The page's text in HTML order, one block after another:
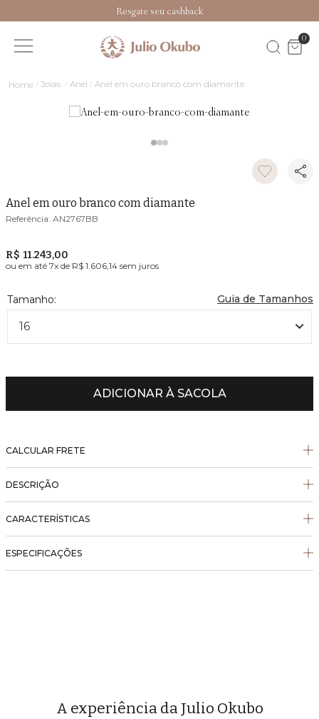
Resgate seu cashback
0
Joias Anel Anel em ouro branco com diamante
Anel em ouro branco com diamante
AN2767BB
R$ 11.243,00
ou em até 7x de R$ 1.606,14 sem juros
Guia de Tamanhos
16
ADICIONAR À SACOLA
CALCULAR FRETE
DESCRIÇÃO
CARACTERÍSTICAS
ESPECIFICAÇÕES
A experiência da Julio Okubo